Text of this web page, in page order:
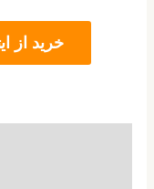
خرید از